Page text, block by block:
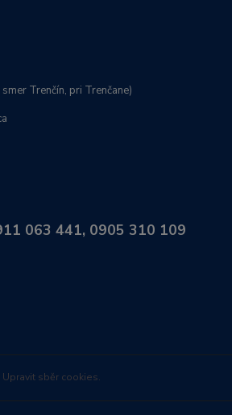
Trenčín, pri Trenčane)
063 441, 0905 310 109
Upravit sběr cookies.